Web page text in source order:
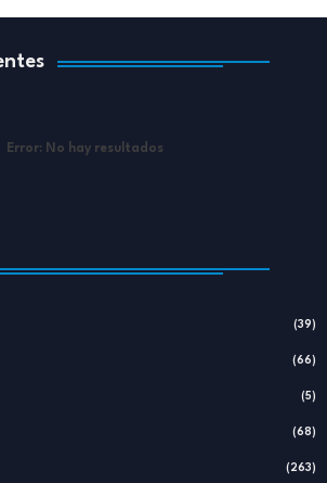
Error: No hay resultados
(39)
(66)
(5)
(68)
(263)